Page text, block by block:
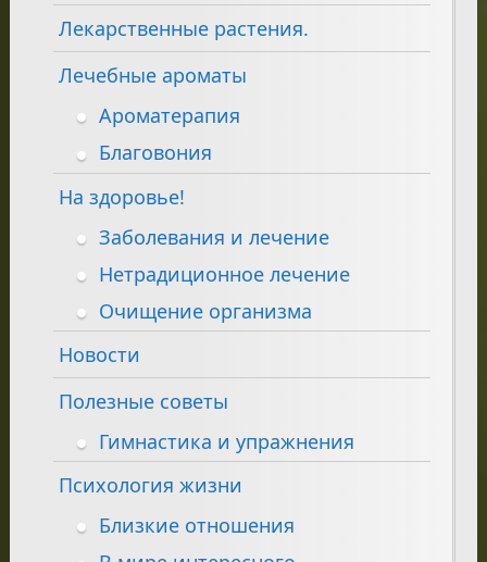
Лекарственные растения.
Лечебные ароматы
Ароматерапия
Благовония
На здоровье!
Заболевания и лечение
Нетрадиционное лечение
Очищение организма
Новости
Полезные советы
Гимнастика и упражнения
Психология жизни
Близкие отношения